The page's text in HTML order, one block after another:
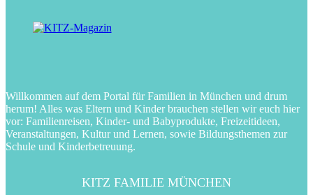
Willkommen auf dem Portal für Familien in München und drum
herum! Alles was Eltern und Kinder brauchen stellen wir euch hier
vor: Familienreisen, Kinder- und Babyprodukte, Freizeitideen,
Veranstaltungen, Kultur und Lernen, sowie Bildungsthemen zur
Schule und Kinderbetreuung.
KITZ FAMILIE MÜNCHEN